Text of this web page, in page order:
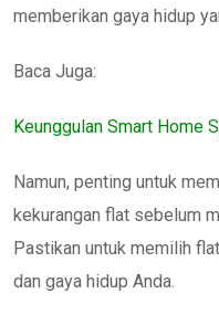
memberikan gaya hidup
Baca Juga:
Keunggulan Smart Home
Namun, penting untuk
kekurangan flat sebelum
Pastikan untuk memilih
dan gaya hidup Anda.